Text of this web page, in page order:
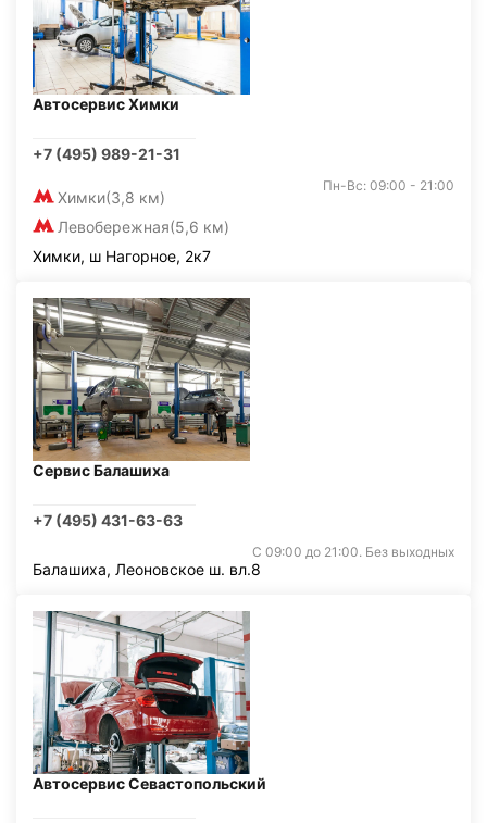
Автосервис Химки
+7 (495) 989-21-31
Химки(3,8 км)
Левобережная(5,6 км)
Пн-Вс: 09:00 - 21:00
Химки, ш Нагорное, 2к7
Сервис Балашиха
+7 (495) 431-63-63
С 09:00 до 21:00. Без выходных
Балашиха, Леоновское ш. вл.8
Автосервис Севастопольский